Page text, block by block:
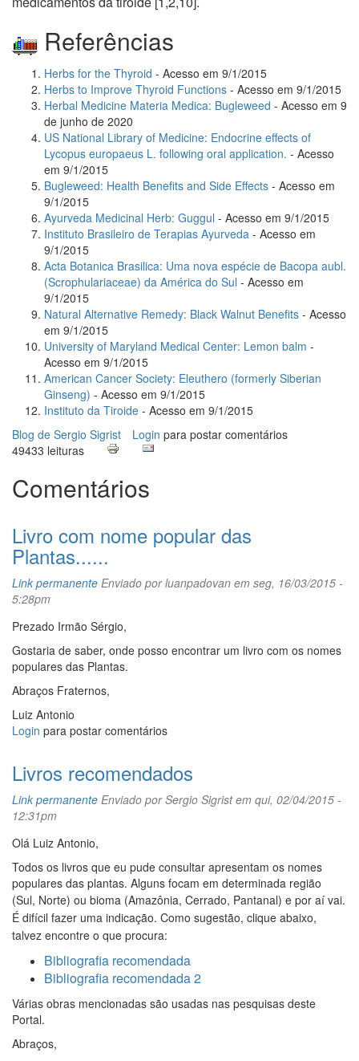
Referências
Herbs for the Thyroid - Acesso em 9/1/2015
Herbs to Improve Thyroid Functions - Acesso em 9/1/2015
Herbal Medicine Materia Medica: Bugleweed - Acesso em 9
de junho de 2020
US National Library of Medicine: Endocrine effects of
Lycopus europaeus L. following oral application. - Acesso
em 9/1/2015
Bugleweed: Health Benefits and Side Effects - Acesso em
9/1/2015
Ayurveda Medicinal Herb: Guggul - Acesso em 9/1/2015
Instituto Brasileiro de Terapias Ayurveda - Acesso em
9/1/2015
Acta Botanica Brasilica: Uma nova espécie de Bacopa aubl.
(Scrophulariaceae) da América do Sul - Acesso em
9/1/2015
Natural Alternative Remedy: Black Walnut Benefits - Acesso
em 9/1/2015
University of Maryland Medical Center: Lemon balm -
Acesso em 9/1/2015
American Cancer Society: Eleuthero (formerly Siberian
Ginseng) - Acesso em 9/1/2015
Instituto da Tiroide - Acesso em 9/1/2015
Blog de Sergio Sigrist
Login para postar comentários
49433 leituras
Comentários
Livro com nome popular das
Plantas......
Link permanente Enviado porluanpadovan em seg, 16/03/2015 -
5:28pm
Prezado Irmão Sérgio,
Gostaria de saber, onde posso encontrar um livro com os nomes
populares das Plantas.
Abraços Fraternos,
Luiz Antonio
Login para postar comentários
Livros recomendados
Link permanente Enviado porSergio Sigristem qui, 02/04/2015 -
12:31pm
Olá Luiz Antonio,
Todos os livros que eu pude consultar apresentam os nomes
populares das plantas. Alguns focam em determinada região
(Sul, Norte) ou bioma (Amazônia, Cerrado, Pantanal) e por aí vai.
É difícil fazer uma indicação. Como sugestão, clique abaixo,
talvez encontre o que procura:
Bibliografia recomendada
Bibliografia recomendada2
Várias obras mencionadas são usadas nas pesquisas deste
Portal.
Abraços,